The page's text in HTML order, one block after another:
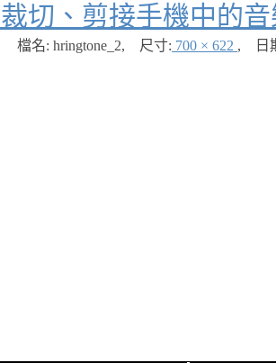
裁切、剪接手機中的
檔名: hringtone_2, 尺寸: 700 × 622 , 日